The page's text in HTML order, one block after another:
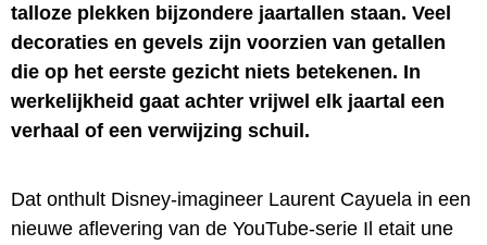
talloze plekken bijzondere jaartallen staan. Veel
decoraties en gevels zijn voorzien van getallen
die op het eerste gezicht niets betekenen. In
werkelijkheid gaat achter vrijwel elk jaartal een
verhaal of een verwijzing schuil.
Dat onthult Disney-imagineer Laurent Cayuela in een
nieuwe aflevering van de YouTube-serie Il etait une